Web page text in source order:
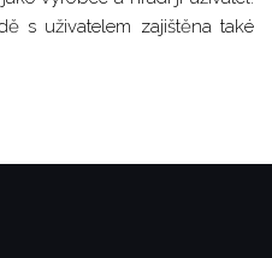
s uživatelem zajištěna také